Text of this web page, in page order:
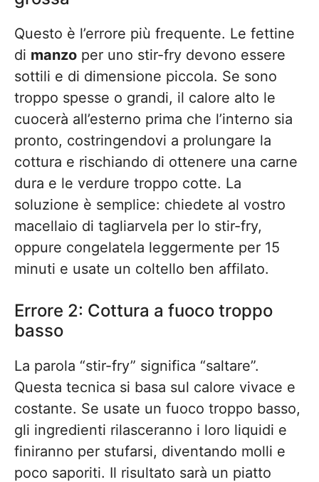
Questo è l’errore più frequente. Le fettine
di manzo per uno stir-fry devono essere
sottili e di dimensione piccola. Se sono
troppo spesse o grandi, il calore alto le
cuocerà all’esterno prima che l’interno sia
pronto, costringendovi a prolungare la
cottura e rischiando di ottenere una carne
dura e le verdure troppo cotte. La
soluzione è semplice: chiedete al vostro
macellaio di tagliarvela per lo stir-fry,
oppure congelatela leggermente per 15
minuti e usate un coltello ben affilato.
Errore 2: Cottura a fuoco troppo
basso
La parola “stir-fry” significa “saltare”.
Questa tecnica si basa sul calore vivace e
costante. Se usate un fuoco troppo basso,
gli ingredienti rilasceranno i loro liquidi e
finiranno per stufarsi, diventando molli e
poco saporiti. Il risultato sarà un piatto